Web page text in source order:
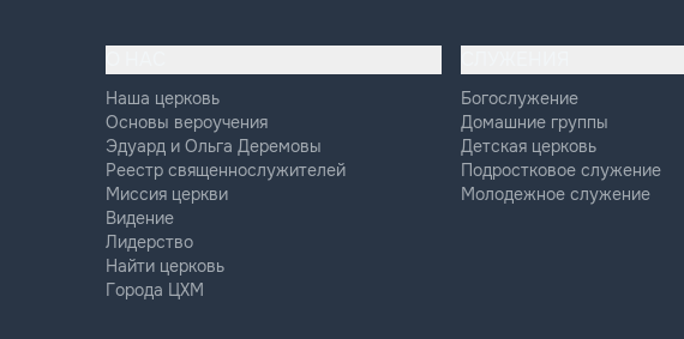
Наша церковь
Основы вероучения
Эдуард и Ольга Деремовы
Реестр священнослужителей
Миссия церкви
Видение
Лидерство
Найти церковь
Города ЦХМ
Богослужение
Домашние группы
Детская церковь
Подростковое служение
Молодежное служение